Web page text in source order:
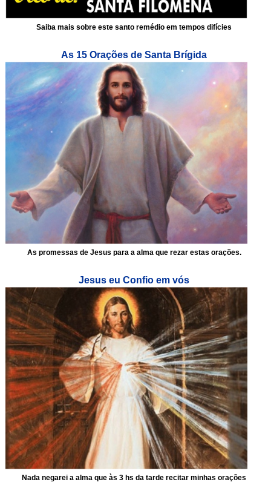
Saiba mais sobre este santo remédio em tempos difícies
As 15 Orações de Santa Brígida
As promessas de Jesus para a alma que rezar estas orações.
Jesus eu Confio em vós
Nada negarei a alma que às 3 hs da tarde recitar minhas orações